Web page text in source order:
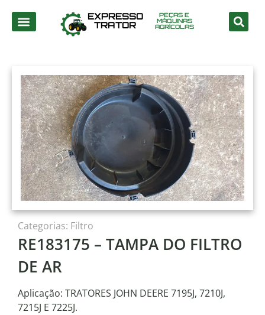
EXPRESSO
TRATOR
PEÇAS E
MÁQUINAS
AGRÍCOLAS
Categorias: Filtro
RE183175 – TAMPA DO FILTRO
DE AR
Aplicação: TRATORES JOHN DEERE 7195J, 7210J,
7215J E 7225J.